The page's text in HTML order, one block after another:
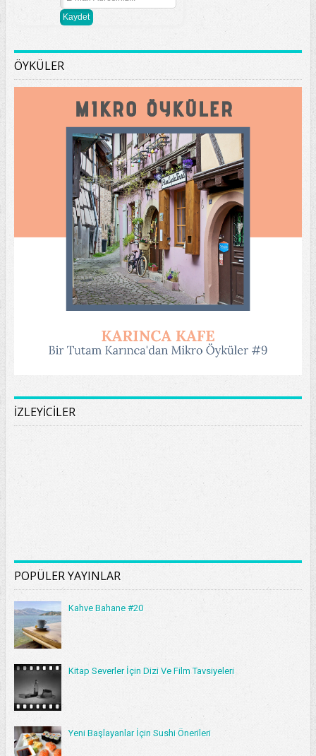
ÖYKÜLER
İZLEYİCİLER
POPÜLER YAYINLAR
Kahve Bahane #20
Kitap Severler İçin Dizi Ve Film Tavsiyeleri
Yeni Başlayanlar İçin Sushi Önerileri